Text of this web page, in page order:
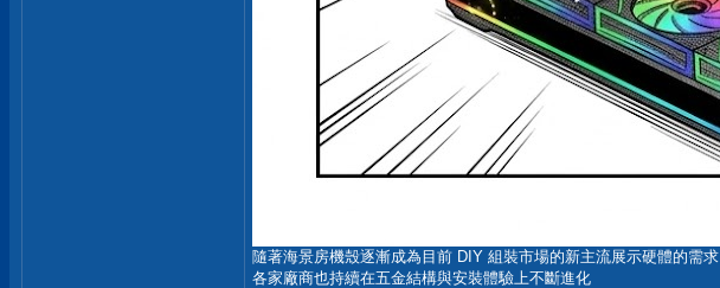
隨著海景房機殼逐漸成為目前 DIY 組裝市場的新主流展示硬體的需求
各家廠商也持續在五金結構與安裝體驗上不斷進化